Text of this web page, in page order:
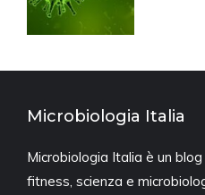
Microbiologia Italia
Microbiologia Italia è un
fitness, scienza e